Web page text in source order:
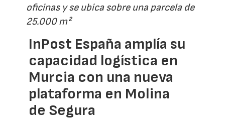
oficinas y se ubica sobre una parcela de
25.000 m²
InPost España amplía su
capacidad logística en
Murcia con una nueva
plataforma en Molina
de Segura